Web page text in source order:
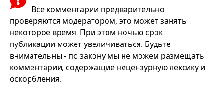
Все комментарии предварительно
проверяются модератором, это может занять
некоторое время. При этом ночью срок
публикации может увеличиваться. Будьте
внимательны - по закону мы не можем размещать
комментарии, содержащие нецензурную лексику и
оскорбления.